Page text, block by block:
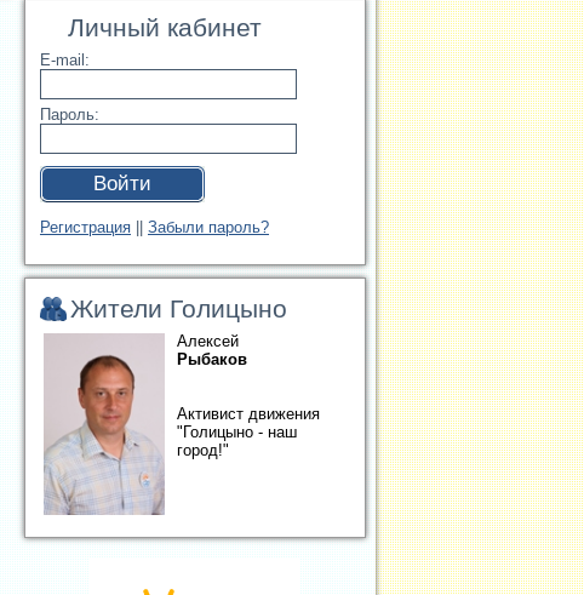
Личный кабинет
E-mail:
Пароль:
Войти
Регистрация Забыли пароль?
Жители Голицыно
Алексей
Рыбаков
Активист движения
"Голицыно - наш
город!"